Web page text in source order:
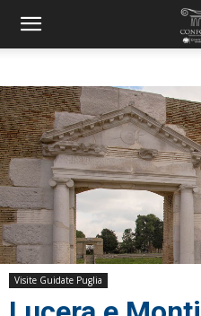
Visite Guidate Puglia